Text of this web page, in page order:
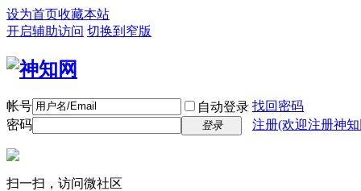
设为首页收藏本站
开启辅助访问 切换到窄版
帐号 自动登录 找回密码
密码
登录 注册(欢迎注册神
扫一扫，访问微社区